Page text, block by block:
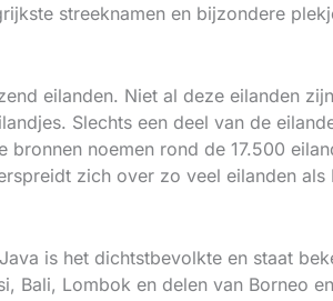
streeknamen en bijzondere
eilanden. Niet al deze eilanden
Slechts een deel van de
noemen rond de 17.500
zich over zo veel eilanden als
is het dichtstbevolkte en staat
Bali, Lombok en delen van Borneo